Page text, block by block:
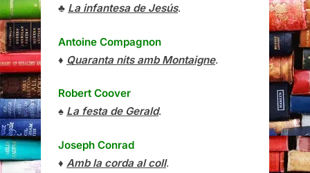
♣ La infantesa de Jesús.
Antoine Compagnon
♦ Quaranta nits amb Montaigne.
Robert Coover
♠ La festa de Gerald.
Joseph Conrad
♦ Amb la corda al coll.